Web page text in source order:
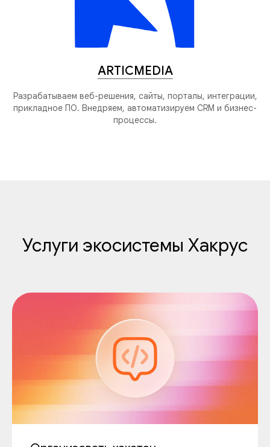
ARTICMEDIA
Разрабатываем веб-решения, сайты, порталы, интеграции,
прикладное ПО. Внедряем, автоматизируем CRM и бизнес-
процессы.
Услуги экосистемы Хакрус